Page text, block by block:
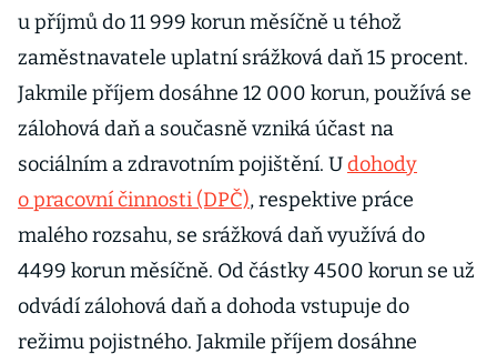
u příjmů do 11 999 korun měsíčně u téhož
zaměstnavatele uplatní srážková daň 15 procent.
Jakmile příjem dosáhne 12 000 korun, používá se
zálohová daň a současně vzniká účast na
sociálním a zdravotním pojištění. Udohody
o pracovní činnosti (DPČ), respektive práce
malého rozsahu, se srážková daň využívá do
4499 korun měsíčně. Od částky 4500 korun se už
odvádí zálohová daň a dohoda vstupuje do
režimu pojistného. Jakmile příjem dosáhne